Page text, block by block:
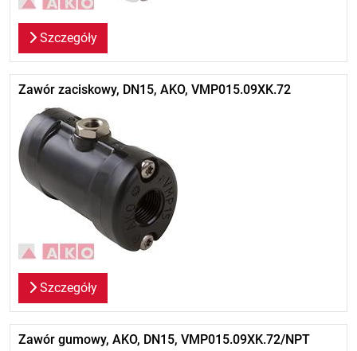
Szczegóły
Zawór zaciskowy, DN15, AKO, VMP015.09XK.72
Szczegóły
Zawór gumowy, AKO, DN15, VMP015.09XK.72/NPT